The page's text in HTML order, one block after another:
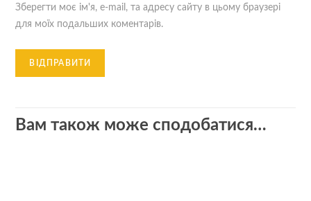
Зберегти моє ім'я, e-mail, та адресу сайту в цьому браузері
для моїх подальших коментарів.
Вам також може сподобатися…